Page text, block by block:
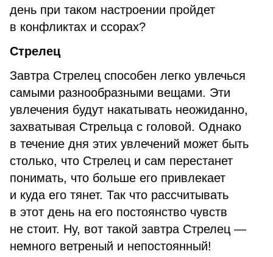
день при таком настроении пройдет
в конфликтах и ссорах?
Стрелец
Завтра Стрелец способен легко увлечься
самыми разнообразными вещами. Эти
увлечения будут накатывать неожиданно,
захватывая Стрельца с головой. Однако
в течение дня этих увлечений может быть
столько, что Стрелец и сам перестанет
понимать, что больше его привлекает
и куда его тянет. Так что рассчитывать
в этот день на его постоянство чувств
не стоит. Ну, вот такой завтра Стрелец —
немного ветреный и непостоянный!